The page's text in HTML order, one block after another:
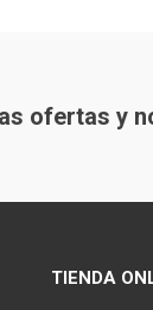
ofertas y
TIENDA